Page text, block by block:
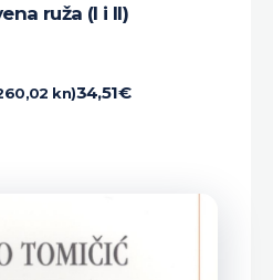
ruža (I i II)
34,51€
kn)